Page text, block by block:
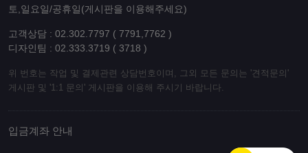
토,일요일/공휴일(게시판을 이용해주세요)
고객상담 : 02.302.7797 ( 7791,7762 )
디자인팀 : 02.333.3719 ( 3718 )
위 번호는 작업 및 결제관련 상담번호이며, 그외 모든 문의는 '견적문의'
게시판 및 '1:1 문의' 게시판을 이용해 주시기 바랍니다.
입금계좌 안내